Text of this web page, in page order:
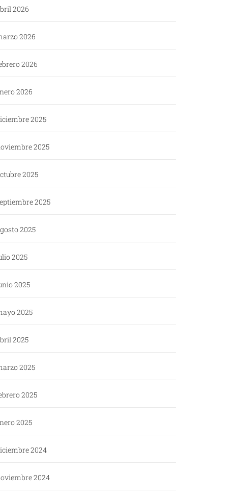
2026
2026
2026
2026
2025
2025
2025
2025
2025
2025
2025
2025
2025
2025
2025
2025
2024
2024